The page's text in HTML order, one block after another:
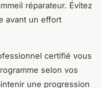
réparateur. Évitez
avant un effort
certifié vous
selon vos
une progression